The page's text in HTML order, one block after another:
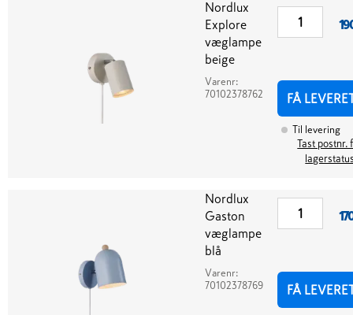
Nordlux
Explore
væglampe
beige
Varenr:
70102378762
FÅ
Til levering
Tast postnr.
Nordlux
Gaston
væglampe
blå
Varenr:
70102378769
FÅ